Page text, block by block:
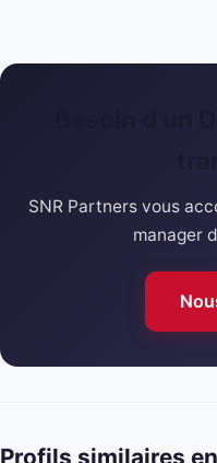
SNR Partners vous
manager
Profils similaires